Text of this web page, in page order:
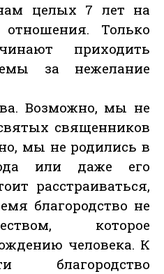
целых 7 лет на
отношения. Только
приходить
за нежелание
Возможно, мы не
священников
мы не родились в
или даже его
расстраиваться,
благородство не
которое
человека. К
благородство